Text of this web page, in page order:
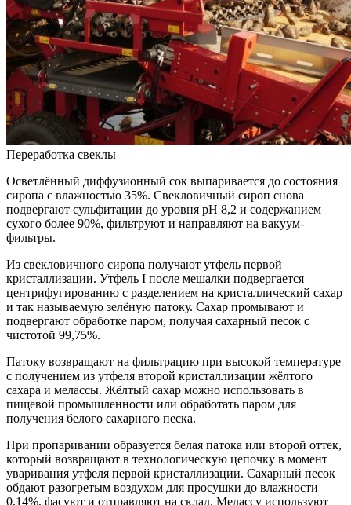
Переработка свеклы
Осветлённый диффузионный сок выпаривается до состояния
сиропа с влажностью 35%. Свекловичный сироп снова
подвергают сульфитации до уровня рН 8,2 и содержанием
сухого более 90%, фильтруют и направляют на вакуум-
фильтры.
Из свекловичного сиропа получают утфель первой
кристаллизации. Утфель І после мешалки подвергается
центрифугированию с разделением на кристаллический сахар
и так называемую зелёную патоку. Сахар промывают и
подвергают обработке паром, получая сахарный песок с
чистотой 99,75%.
Патоку возвращают на фильтрацию при высокой температуре
с получением из утфеля второй кристаллизации жёлтого
сахара и мелассы. Жёлтый сахар можно использовать в
пищевой промышленности или обработать паром для
получения белого сахарного песка.
При пропаривании образуется белая патока или второй оттек,
который возвращают в технологическую цепочку в момент
уваривания утфеля первой кристаллизации. Сахарный песок
обдают разогретым воздухом для просушки до влажности
0,14%, фасуют и отправляют на склад. Мелассу используют